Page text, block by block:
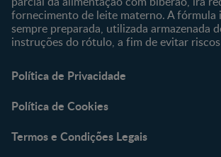
fornecimento de leite materno. A fórmula
sempre preparada, utilizada armazenada
instruções do rótulo, a fim de evitar
Política de Privacidade
Política de Cookies
Termos e Condições Legais